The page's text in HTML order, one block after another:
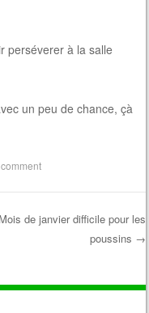
perséverer à la salle
un peu de chance, çà
Mois de janvier difficile pour les
poussins →